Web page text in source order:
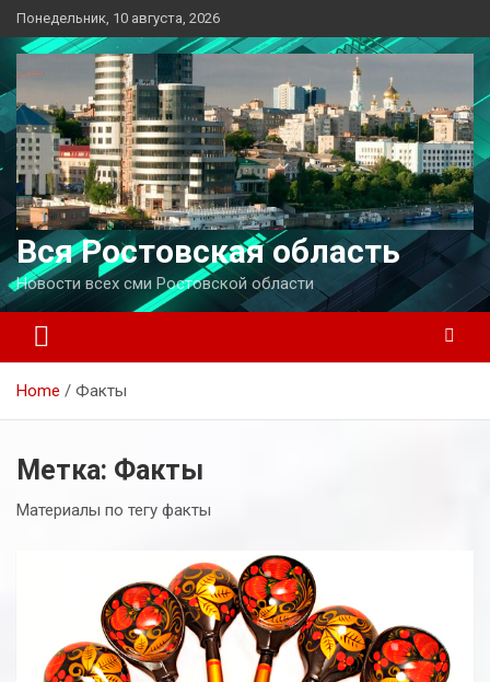
Перейти
к
содержимому
Понедельник, 10 августа, 2026
Вся Ростовская область
Новости всех сми Ростовской области
Home Факты
Метка: Факты
Материалы по тегу факты